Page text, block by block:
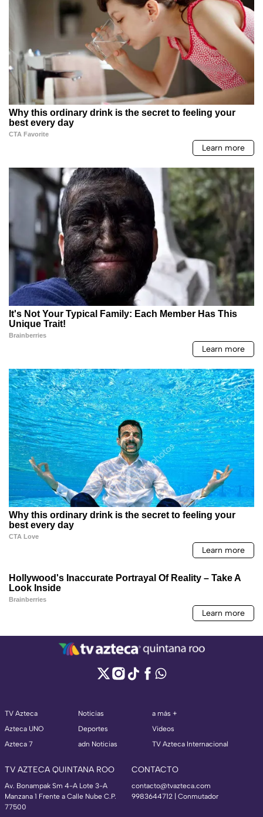
TV Azteca
Azteca UNO
Azteca 7
Noticias
Deportes
adn Noticias
a más +
Videos
TV Azteca Internacional
TV AZTECA QUINTANA ROO
Av. Bonampak Sm 4-A Lote 3-A
Manzana 1 Frente a Calle Nube C.P.
77500
CONTACTO
contacto@tvazteca.com
9983644712 | Conmutador